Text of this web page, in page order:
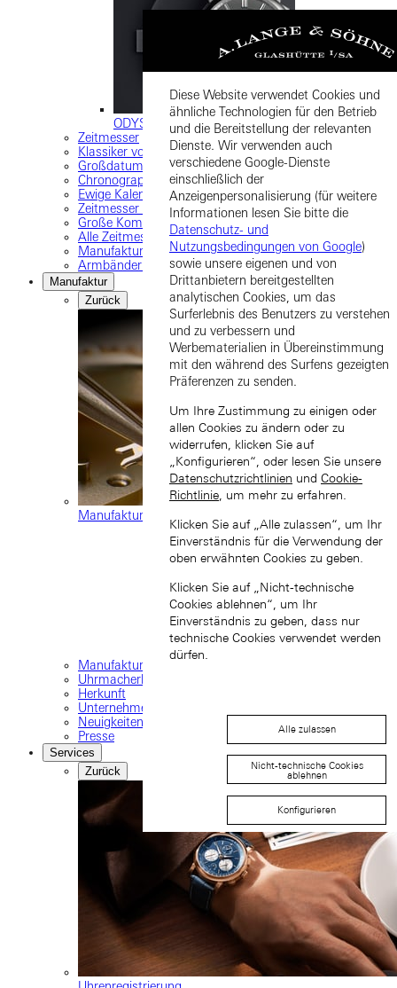
ODYSSEUS
Zeitmesser
Klassiker von Lange
Großdatum
Chronographen
Ewige Kalender
Zeitmesser mit Tourbillon
Große Komplikationen
Alle Zeitmesser
Manufaktur-Uhrwerke
Armbänder und Schließen
Manufaktur
Zurück
Manufaktur-Uhrwerke
Manufaktur
Uhrmacherkunst
Herkunft
Unternehmen
Neuigkeiten & Events
Presse
Services
Zurück
Diese Website verwendet Cookies und
ähnliche Technologien für den Betrieb
und die Bereitstellung der relevanten
Dienste. Wir verwenden auch
verschiedene Google-Dienste
einschließlich der
Anzeigenpersonalisierung (für weitere
Informationen lesen Sie bitte die
Datenschutz- und
Nutzungsbedingungen von Google)
sowie unsere eigenen und von
Drittanbietern bereitgestellten
analytischen Cookies, um das
Surferlebnis des Benutzers zu verstehen
und zu verbessern und
Werbematerialien in Übereinstimmung
mit den während des Surfens gezeigten
Präferenzen zu senden.
Um Ihre Zustimmung zu einigen oder
allen Cookies zu ändern oder zu
widerrufen, klicken Sie auf
„Konfigurieren“, oder lesen Sie unsere
Datenschutzrichtlinien und Cookie-
Richtlinie , um mehr zu erfahren.
Klicken Sie auf „Alle zulassen“, um Ihr
Einverständnis für die Verwendung der
oben erwähnten Cookies zu geben.
Klicken Sie auf „Nicht-technische
Cookies ablehnen“, um Ihr
Einverständnis zu geben, dass nur
technische Cookies verwendet werden
dürfen.
Alle zulassen
Nicht-technische Cookies
ablehnen
Konfigurieren